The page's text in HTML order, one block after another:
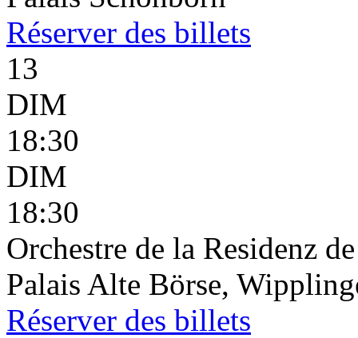
Réserver des billets
13
DIM
18:30
DIM
18:30
Orchestre de la Residenz
Palais Alte Börse,
Réserver des billets